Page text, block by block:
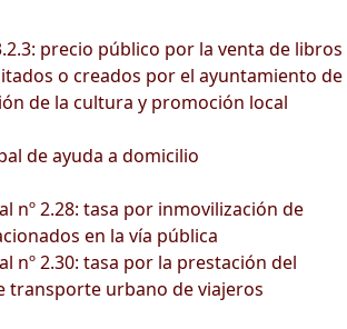
precio público por la venta de libros
o creados por el ayuntamiento de
de la cultura y promoción local
de ayuda a domicilio
nº 2.28: tasa por inmovilización de
en la vía pública
nº 2.30: tasa por la prestación del
transporte urbano de viajeros